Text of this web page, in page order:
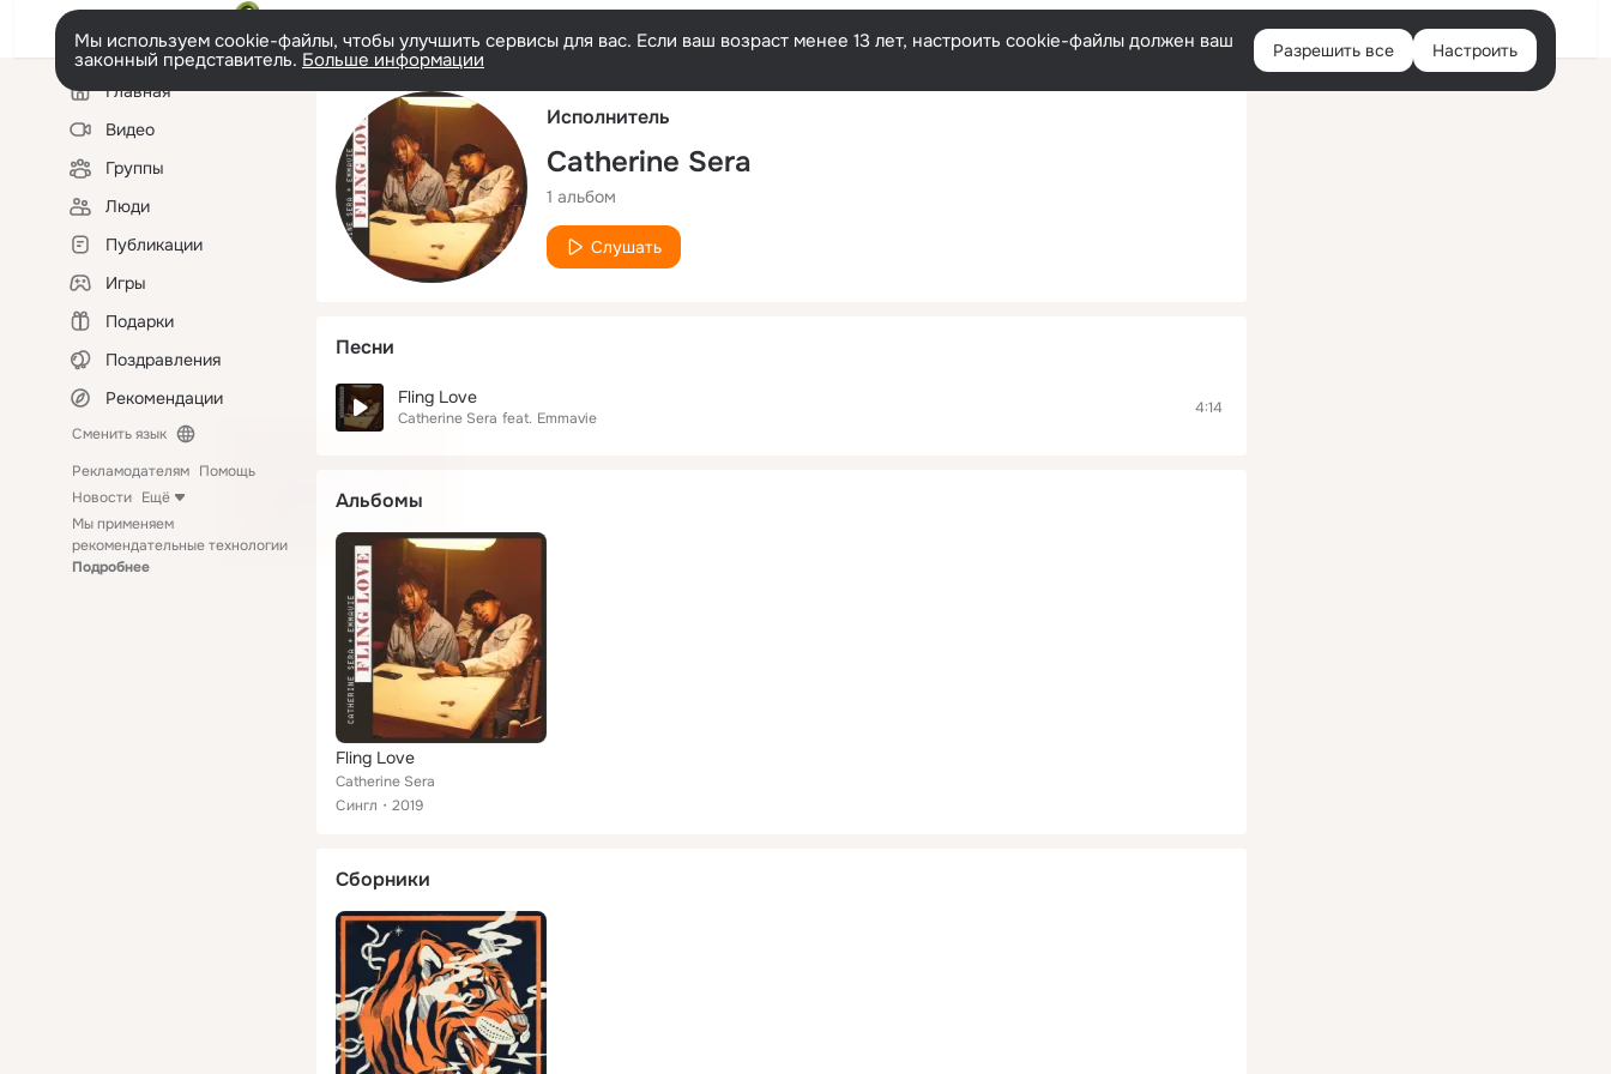
Русский Войти
Мы используем cookie-файлы, чтобы улучшить сервисы для вас. Если ваш возраст менее 13 лет, настроить cookie-файлы должен ваш
законный представитель. Больше информации Разрешить все Настроить
Левая
колонкаГлавная
Видео
Группы
Люди
Публикации
Игры
Подарки
Поздравления
Рекомендации
Сменить язык
Рекламодателям Помощь
Новости Ещё
Мы применяем
рекомендательные технологии
Подробнее
Исполнитель
Catherine Sera
1 альбом
Слушать
Песни
Fling Love
Catherine Sera feat. Emmavie
4:14
Альбомы
Fling Love
Catherine Sera
Сингл
2019
Сборники